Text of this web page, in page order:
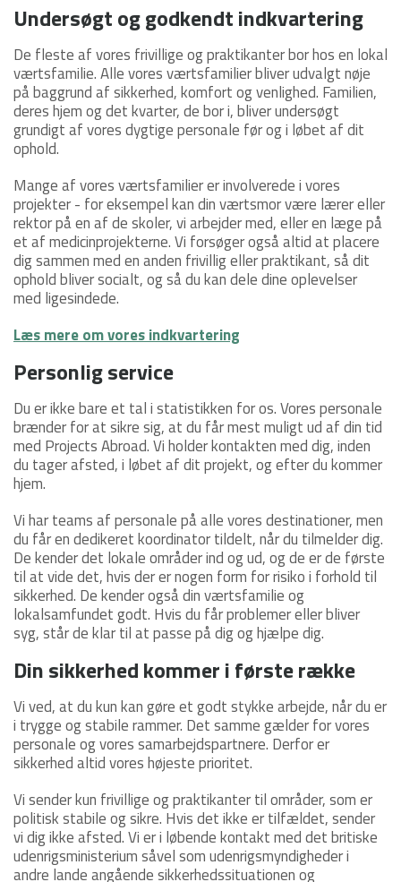
Undersøgt og godkendt indkvartering
De fleste af vores frivillige og praktikanter bor hos en lokal
værtsfamilie. Alle vores værtsfamilier bliver udvalgt nøje
på baggrund af sikkerhed, komfort og venlighed. Familien,
deres hjem og det kvarter, de bor i, bliver undersøgt
grundigt af vores dygtige personale før og i løbet af dit
ophold.
Mange af vores værtsfamilier er involverede i vores
projekter - for eksempel kan din værtsmor være lærer eller
rektor på en af de skoler, vi arbejder med, eller en læge på
et af medicinprojekterne. Vi forsøger også altid at placere
dig sammen med en anden frivillig eller praktikant, så dit
ophold bliver socialt, og så du kan dele dine oplevelser
med ligesindede.
Læs mere om vores indkvartering
Personlig service
Du er ikke bare et tal i statistikken for os. Vores personale
brænder for at sikre sig, at du får mest muligt ud af din tid
med Projects Abroad. Vi holder kontakten med dig, inden
du tager afsted, i løbet af dit projekt, og efter du kommer
hjem.
Vi har teams af personale på alle vores destinationer, men
du får en dedikeret koordinator tildelt, når du tilmelder dig.
De kender det lokale områder ind og ud, og de er de første
til at vide det, hvis der er nogen form for risiko i forhold til
sikkerhed. De kender også din værtsfamilie og
lokalsamfundet godt. Hvis du får problemer eller bliver
syg, står de klar til at passe på dig og hjælpe dig.
Din sikkerhed kommer i første række
Vi ved, at du kun kan gøre et godt stykke arbejde, når du er
i trygge og stabile rammer. Det samme gælder for vores
personale og vores samarbejdspartnere. Derfor er
sikkerhed altid vores højeste prioritet.
Vi sender kun frivillige og praktikanter til områder, som er
politisk stabile og sikre. Hvis det ikke er tilfældet, sender
vi dig ikke afsted. Vi er i løbende kontakt med det britiske
udenrigsministerium såvel som udenrigsmyndigheder i
andre lande angående sikkerhedssituationen og